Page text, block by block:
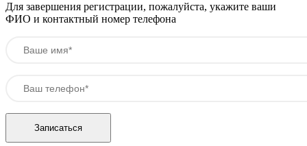
Для завершения регистрации, пожалуйста, укажите ваши
ФИО и контактный номер телефона